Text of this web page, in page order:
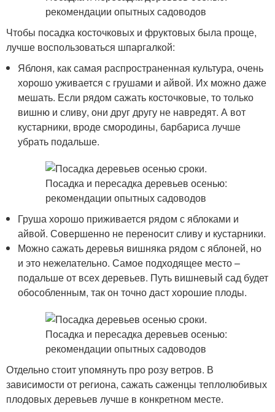
Чтобы посадка косточковых и фруктовых была проще,
лучше воспользоваться шпаргалкой:
Яблоня, как самая распространенная культура, очень
хорошо уживается с грушами и айвой. Их можно даже
мешать. Если рядом сажать косточковые, то только
вишню и сливу, они друг другу не навредят. А вот
кустарники, вроде смородины, барбариса лучше
убрать подальше.
Груша хорошо приживается рядом с яблоками и
айвой. Совершенно не переносит сливу и кустарники.
Можно сажать деревья вишняка рядом с яблоней, но
и это нежелательно. Самое подходящее место –
подальше от всех деревьев. Путь вишневый сад будет
обособленным, так он точно даст хорошие плоды.
Отдельно стоит упомянуть про розу ветров. В
зависимости от региона, сажать саженцы теплолюбивых
плодовых деревьев лучше в конкретном месте.